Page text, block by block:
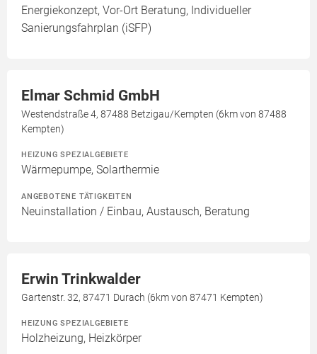
Energiekonzept, Vor-Ort Beratung, Individueller
Sanierungsfahrplan (iSFP)
Elmar Schmid GmbH
Westendstraße 4, 87488 Betzigau/Kempten (6km von 87488
Kempten)
HEIZUNG SPEZIALGEBIETE
Wärmepumpe, Solarthermie
ANGEBOTENE TÄTIGKEITEN
Neuinstallation / Einbau, Austausch, Beratung
Erwin Trinkwalder
Gartenstr. 32, 87471 Durach (6km von 87471 Kempten)
HEIZUNG SPEZIALGEBIETE
Holzheizung, Heizkörper